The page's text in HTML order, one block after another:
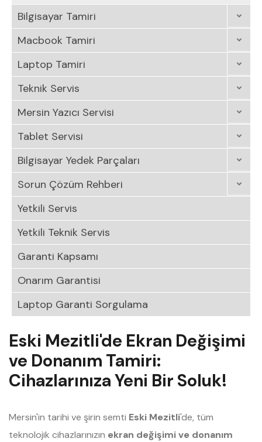
Bilgisayar Tamiri
Macbook Tamiri
Laptop Tamiri
Teknik Servis
Mersin Yazıcı Servisi
Tablet Servisi
Bilgisayar Yedek Parçaları
Sorun Çözüm Rehberi
Yetkili Servis
Yetkili Teknik Servis
Garanti Kapsamı
Onarım Garantisi
Laptop Garanti Sorgulama
Eski Mezitli'de Ekran Değişimi
ve Donanım Tamiri:
Cihazlarınıza Yeni Bir Soluk!
Mersin'in tarihi ve şirin semti Eski Mezitli'de, tüm
teknolojik cihazlarınızın ekran değişimi ve donanım